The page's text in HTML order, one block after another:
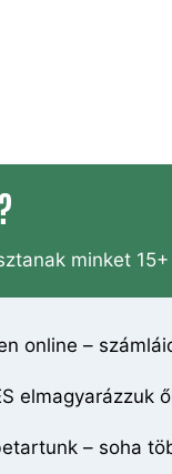
minket
online –
elmagyarázzuk
– soha